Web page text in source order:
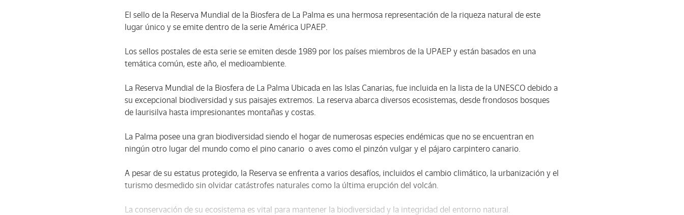
El sello de la Reserva Mundial de la Biosfera de La Palma es una hermosa representación de la riqueza natural de este
lugar único y se emite dentro de la serie América UPAEP.
Los sellos postales de esta serie se emiten desde 1989 por los países miembros de la UPAEP y están basados en una
temática común, este año, el medioambiente.
La Reserva Mundial de la Biosfera de La Palma Ubicada en las Islas Canarias, fue incluida en la lista de la UNESCO debido a
su excepcional biodiversidad y sus paisajes extremos. La reserva abarca diversos ecosistemas, desde frondosos bosques
de laurisilva hasta impresionantes montañas y costas.
La Palma posee una gran biodiversidad siendo el hogar de numerosas especies endémicas que no se encuentran en
ningún otro lugar del mundo como el pino canario o aves como el pinzón vulgar y el pájaro carpintero canario.
A pesar de su estatus protegido, la Reserva se enfrenta a varios desafíos, incluidos el cambio climático, la urbanización y el
turismo desmedido sin olvidar catástrofes naturales como la última erupción del volcán.
La conservación de su ecosistema es vital para mantener la biodiversidad y la integridad del entorno natural.